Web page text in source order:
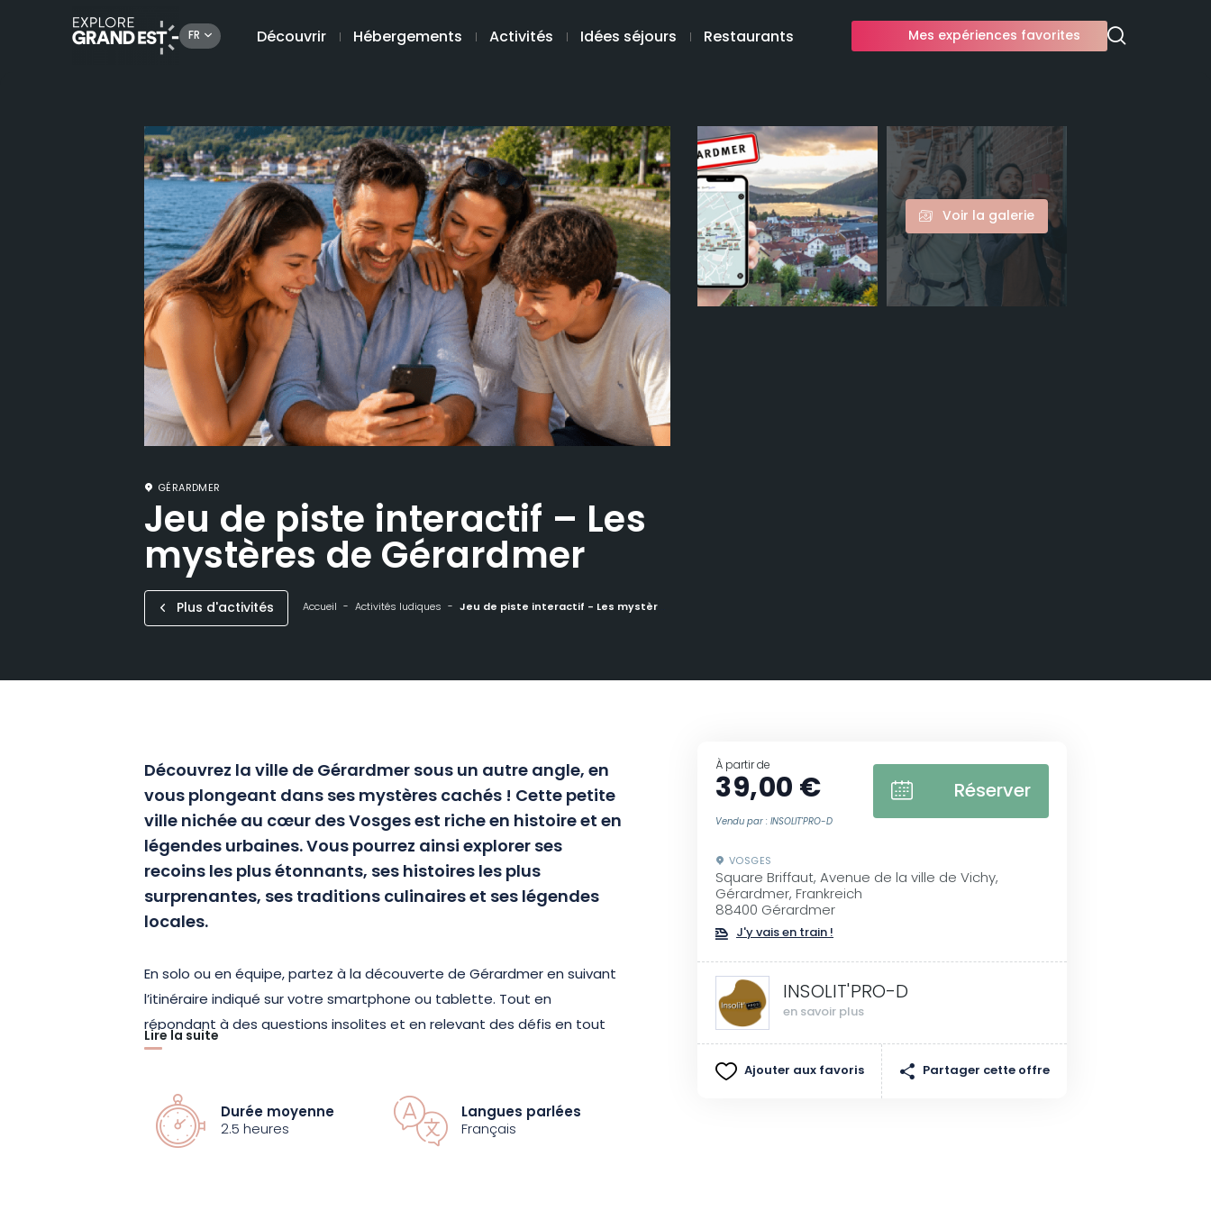
FR Découvrir Hébergements Activités Idées séjours Restaurants Mes expériences favorites
Voir la galerie
GÉRARDMER
Jeu de piste interactif – Les
mystères de Gérardmer
Plus d'activités Accueil Activités ludiques Jeu de piste interactif - Les mystères de Gérardmer
Découvrez la ville de Gérardmer sous un autre angle, en
vous plongeant dans ses mystères cachés ! Cette petite
ville nichée au cœur des Vosges est riche en histoire et en
légendes urbaines. Vous pourrez ainsi explorer ses
recoins les plus étonnants, ses histoires les plus
surprenantes, ses traditions culinaires et ses légendes
locales.
En solo ou en équipe, partez à la découverte de Gérardmer en suivant
l’itinéraire indiqué sur votre smartphone ou tablette. Tout en
répondant à des questions insolites et en relevant des défis en tout
genre, vous pourrez également en apprendre davantage sur les
Vous aurez l’occasion de découvrir les facettes inexplorées de vos
amis et collaborateurs, et de partager ensemble une expérience
Lire la suite
Durée moyenne
2.5 heures
Langues parlées
Français
À partir de
39,00 €
Vendu par : INSOLIT'PRO-D
Réserver
VOSGES
Square Briffaut, Avenue de la ville de Vichy,
Gérardmer, Frankreich
88400 Gérardmer
J'y vais en train !
INSOLIT'PRO-D
en savoir plus
Ajouter aux favoris Partager cette offre